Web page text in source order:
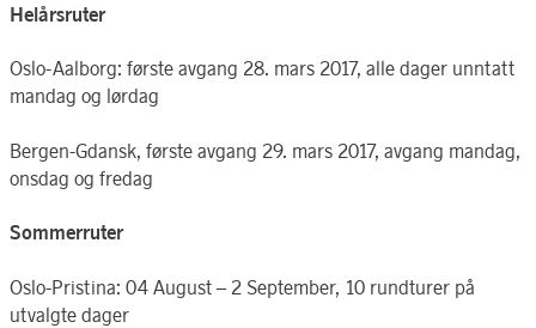
Helårsruter
Oslo-Aalborg: første avgang 28. mars 2017, alle dager unntatt
mandag og lørdag
Bergen-Gdansk, første avgang 29. mars 2017, avgang mandag,
onsdag og fredag
Sommerruter
Oslo-Pristina: 04 August – 2 September, 10 rundturer på
utvalgte dager